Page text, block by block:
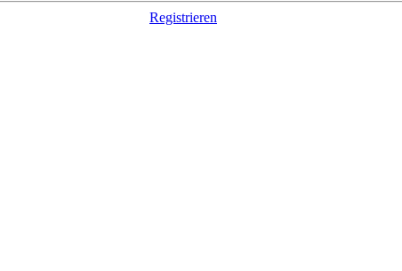
Registrieren